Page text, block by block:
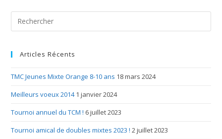
Articles Récents
TMC Jeunes Mixte Orange 8-10 ans 18 mars 2024
Meilleurs voeux 20141 janvier 2024
Tournoi annuel du TCM ! 6 juillet 2023
Tournoi amical de doubles mixtes 2023 ! 2 juillet 2023